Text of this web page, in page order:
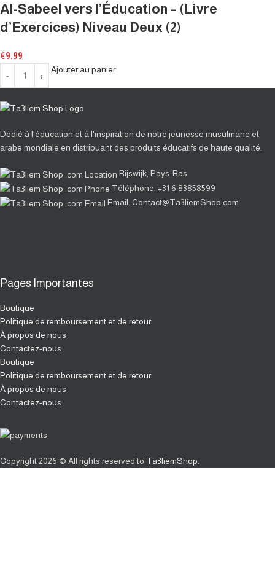
Al-Sabeel vers l’Éducation – (Livre
d’Exercices) Niveau Deux (2)
€9.99
Ajouter au panier
Dédié à l'éducation et à l'inspiration de notre jeunesse musulmane et
arabe mondiale en distribuant des produits éducatifs de haute qualité.
Rijswijk, Pays-Bas
Téléphone: +31 6 83858599
Email: Contact@Ta3liemShop.com
Pages Importantes
Boutique
Politique de remboursement et de retour
À propos de nous
Contactez-nous
Boutique
Politique de remboursement et de retour
À propos de nous
Contactez-nous
Copyright2026 © All rights reserved to Ta3liemShop